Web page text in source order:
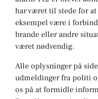
har været til stede for at
eksempel være i
brande eller andre
været nødvendig.
Alle oplysninger på
udmeldinger fra politi
os på at formidle